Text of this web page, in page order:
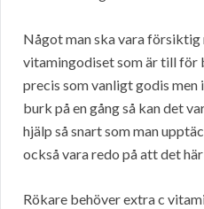
Något man ska vara försiktig
vitamingodiset som är till för
precis som vanligt godis men
burk på en gång så kan det
hjälp så snart som man
också vara redo på att det
Rökare behöver extra c